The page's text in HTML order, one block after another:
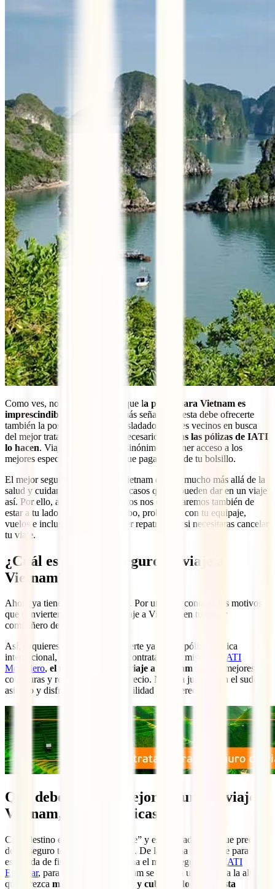
Como ves, no solo advierte de que la póliza para Vietnam es
imprescindible
, si no que además señala que esta debe ofrecerte
también la posibilidad de ser trasladado a países vecinos en busca
del mejor tratamiento, si fuera necesario.
Todas las pólizas de IATI
lo hacen. Viajar con seguro es sinónimo de tener acceso a los
mejores especialistas sin tener que pagar nada de tu bolsillo.
El mejor seguro de viaje para Vietnam debe ir mucho más allá de la
salud y cuidar de ti en todos los casos que se pueden dar en un viaje
así. Por ello, al viajar con nosotros nos encargaremos también de
estar a tu lado en casos como robo, problemas con tu equipaje,
vuelos e incluso si necesitaras ser repatriado o si necesitaras cancelar
tu viaje.
¿Cuál es el mejor seguro de viaje a
Vietnam?
Ahora ya tienes dos cosas claras. Por un lado, conoces los motivos
que convierten a tu seguro de viaje a Vietnam en tu mejor
compañero de ruta.
Así, si quieres ir por faena y hacerte ya con tu póliza médica
internacional, no esperes más y contrata ahora mismo tu
IATI
Mochilero, el mejor seguro de viaje a Vietnam con las mejores
coberturas y relación calidad – precio. No te la juegues en el sudeste
asiático y disfrútalo con la tranquilidad que mereces:
Qué debe tener el mejor seguro de viaje
Vietnam, características
Cada destino es un “mundo aparte” y eso se traduce en que precisa
de un seguro totalmente adaptado. De la misma forma que para una
escapada de fin de semana a Roma el mejor seguro es el
IATI
Estándar, para un viajazo a Vietnam se precisa un seguro a la altura
que ofrezca mayores coberturas y cubra todo lo que esta